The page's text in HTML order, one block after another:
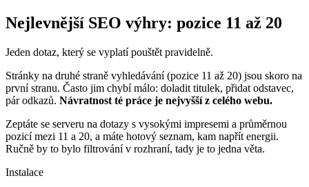
Nejlevnější SEO výhry: pozice 11 až 20
Jeden dotaz, který se vyplatí pouštět pravidelně.
Stránky na druhé straně vyhledávání (pozice 11 až 20) jsou skoro na
první stranu. Často jim chybí málo: doladit titulek, přidat odstavec,
pár odkazů. Návratnost té práce je nejvyšší z celého webu.
Zeptáte se serveru na dotazy s vysokými impresemi a průměrnou
pozicí mezi 11 a 20, a máte hotový seznam, kam napřít energii.
Ručně by to bylo filtrování v rozhraní, tady je to jedna věta.
Instalace